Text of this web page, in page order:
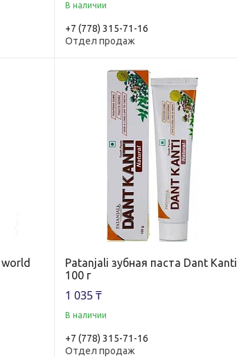
В наличии
+7 (778) 315-71-16
Отдел продаж
world
Patanjali зубная паста Dant Kanti
100 г
1 035 ₸
В наличии
+7 (778) 315-71-16
Отдел продаж